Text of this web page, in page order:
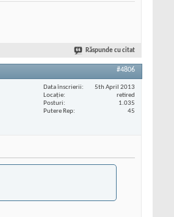
Răspunde cu citat
#4806
Data înscrierii
5th April 2013
Locaţie
retired
Posturi
1.035
Putere Rep
45